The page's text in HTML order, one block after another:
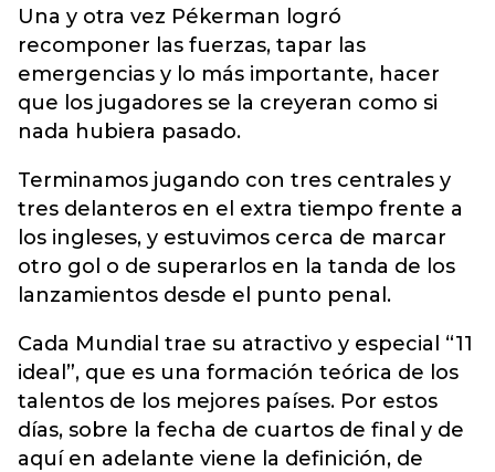
Una y otra vez Pékerman logró
recomponer las fuerzas, tapar las
emergencias y lo más importante, hacer
que los jugadores se la creyeran como si
nada hubiera pasado.
Terminamos jugando con tres centrales y
tres delanteros en el extra tiempo frente a
los ingleses, y estuvimos cerca de marcar
otro gol o de superarlos en la tanda de los
lanzamientos desde el punto penal.
Cada Mundial trae su atractivo y especial “11
ideal”, que es una formación teórica de los
talentos de los mejores países. Por estos
días, sobre la fecha de cuartos de final y de
aquí en adelante viene la definición, de